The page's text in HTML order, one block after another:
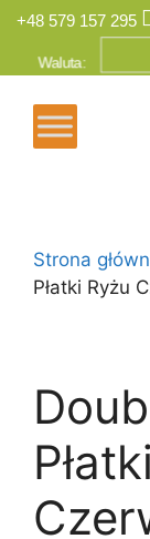
+48 579 157 295
Waluta:
Strona
Płatki Ryżu